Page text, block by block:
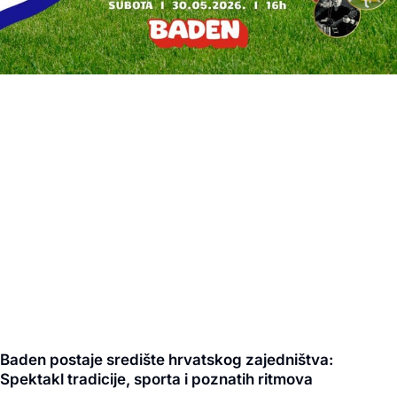
Baden postaje središte hrvatskog zajedništva:
Spektakl tradicije, sporta i poznatih ritmova